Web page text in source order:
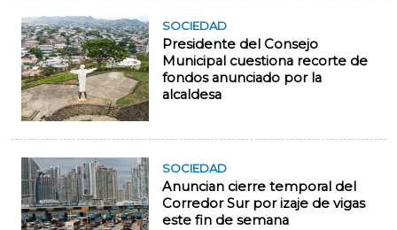
SOCIEDAD
Presidente del Consejo
Municipal cuestiona recorte de
fondos anunciado por la
alcaldesa
SOCIEDAD
Anuncian cierre temporal del
Corredor Sur por izaje de vigas
este fin de semana